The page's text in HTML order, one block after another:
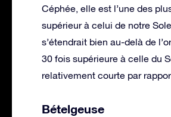
Céphée, elle est l’une des
supérieur à celui de notre
s’étendrait bien au-delà de
30 fois supérieure à celle du
relativement courte par
Bételgeuse